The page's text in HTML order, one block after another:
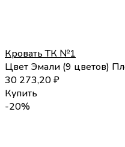
Кровать ТК №1
Цвет Эмали (9 цветов)
30 273,20₽
Купить
-20%